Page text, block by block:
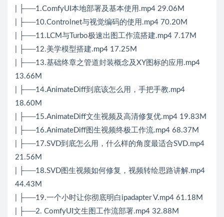
| ├──1.ComfyUI本地部署及基本使用.mp4 29.06M
| ├──10.Controlnet与视觉编码的使用.mp4 70.20M
| ├──11.LCM与Turbo极速出图工作流搭建.mp4 7.17M
| ├──12.美学模型搭建.mp4 17.25M
| ├──13.基础终章之管道封装概念及XY图标的应用.mp4
13.66M
| ├──14.AnimateDiff到底该怎么用，手把手教.mp4
18.60M
| ├──15.AnimateDiff文生视频及高清修复优.mp4 19.83M
| ├──16.AnimateDiff图生视频终极工作流.mp4 68.37M
| ├──17.SVD到底怎么用，什么样的角度最适合SVD.mp4
21.56M
| ├──18.SVD图生视频如何修复，视频转绘思路讲解.mp4
44.43M
| ├──19.一个小时让你彻底明白ipadapter V.mp4 61.18M
| ├──2. ComfyUI文生图工作流部署.mp4 32.88M